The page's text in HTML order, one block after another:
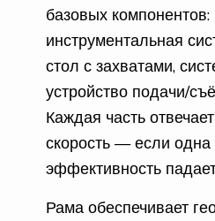
базовых
инструментальная
стол с захватами,
устройство подачи/
Каждая часть
скорость — если одна
эффективность
Рама обеспечивает